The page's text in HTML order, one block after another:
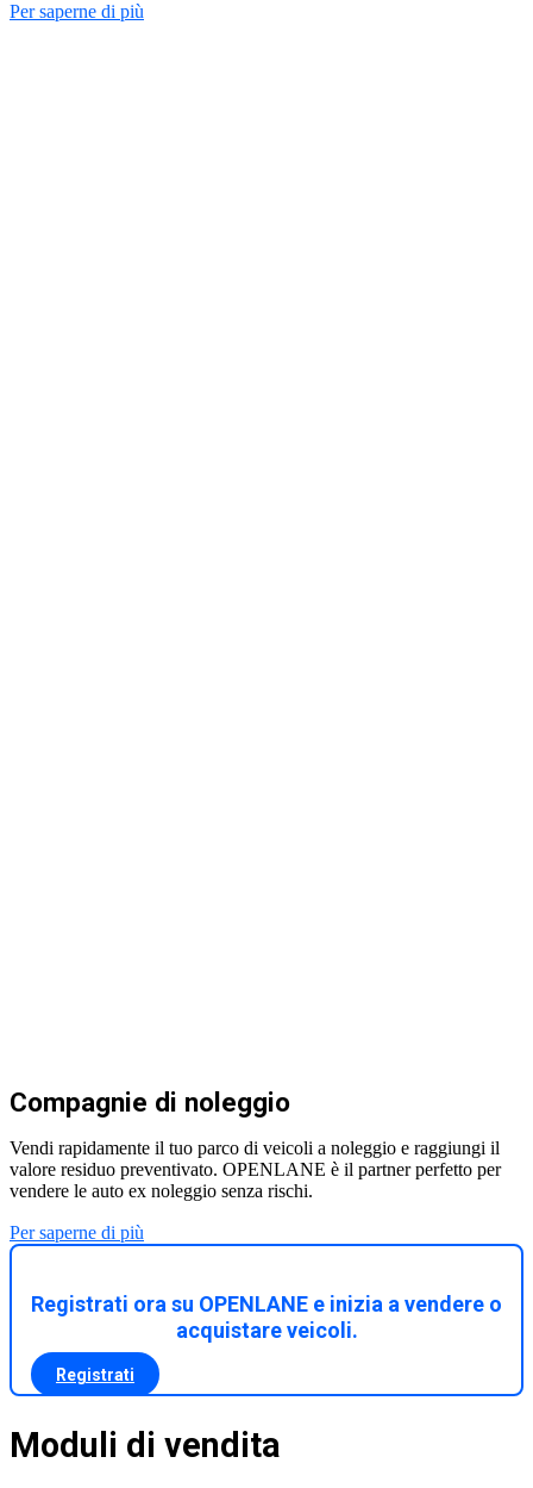
Per saperne di più
Compagnie di noleggio
Vendi rapidamente il tuo parco di veicoli a noleggio e raggiungi il
valore residuo preventivato. OPENLANE è il partner perfetto per
vendere le auto ex noleggio senza rischi.
Per saperne di più
Registrati ora su OPENLANE e inizia a vendere o
acquistare veicoli.
Registrati
Moduli di vendita